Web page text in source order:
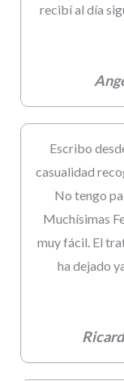
recibí al día
Escribo
casualidad
No tengo
Muchísimas
muy fácil. El
ha dejado